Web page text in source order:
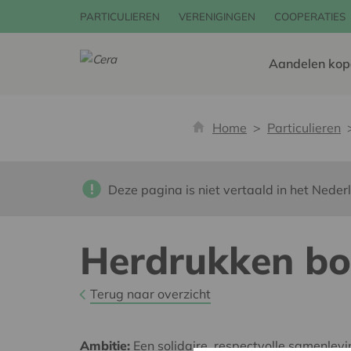
PARTICULIEREN VERENIGINGEN COOPERATIES
Aandelen
Home Particulieren
Deze pagina is niet vertaald in het
Herdrukken
Terug naar overzicht
Ambitie: Een solidaire, respectvolle